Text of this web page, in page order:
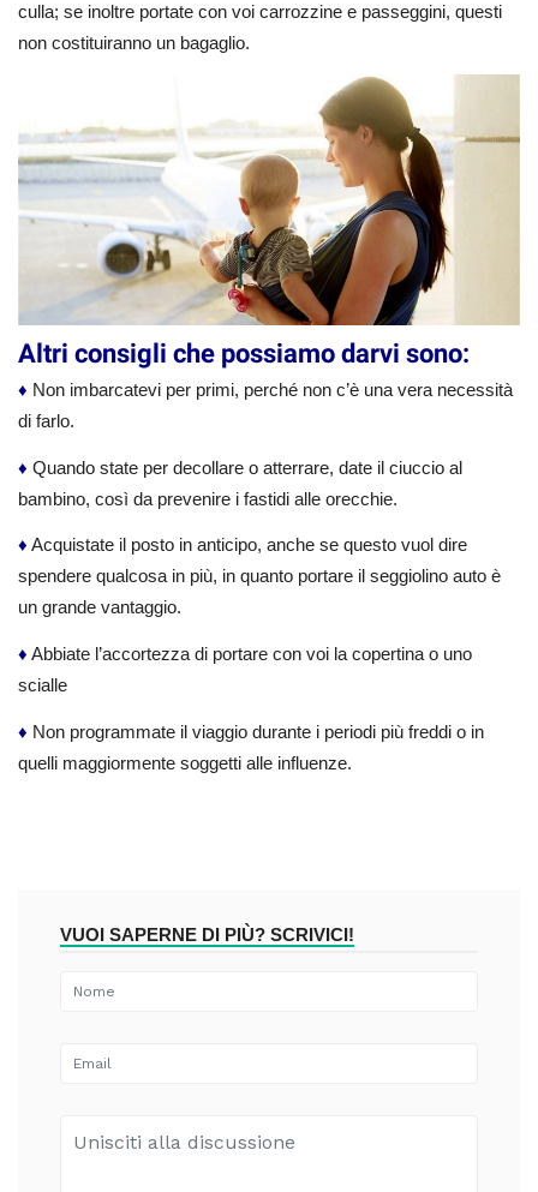
culla; se inoltre portate con voi carrozzine e passeggini, questi
non costituiranno un bagaglio.
Altri consigli che possiamo darvi sono:
♦ Non imbarcatevi per primi, perché non c’è una vera necessità
di farlo.
♦ Quando state per decollare o atterrare, date il ciuccio al
bambino, così da prevenire i fastidi alle orecchie.
♦ Acquistate il posto in anticipo, anche se questo vuol dire
spendere qualcosa in più, in quanto portare il seggiolino auto è
un grande vantaggio.
♦ Abbiate l’accortezza di portare con voi la copertina o uno
scialle
♦ Non programmate il viaggio durante i periodi più freddi o in
quelli maggiormente soggetti alle influenze.
VUOI SAPERNE DI PIÙ? SCRIVICI!